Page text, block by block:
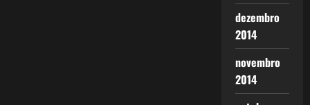
dezembro
2014
novembro
2014